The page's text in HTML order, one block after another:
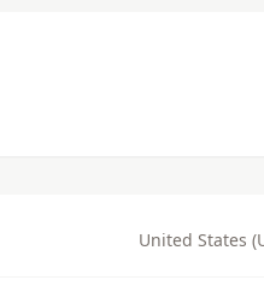
United States